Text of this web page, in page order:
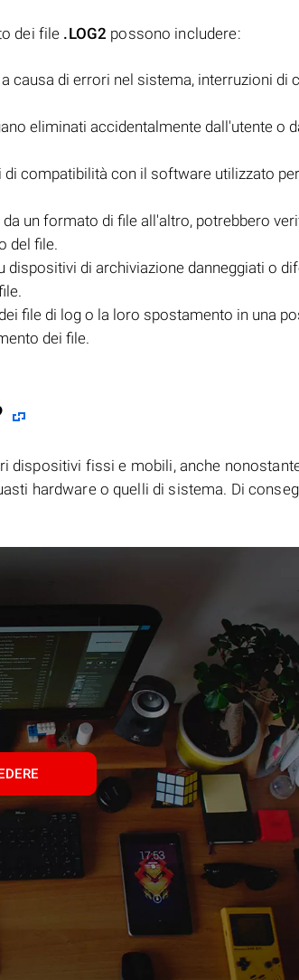
dei file .LOG2 possono includere:
causa di errori nel sistema, interruzioni di
eliminati accidentalmente dall'utente o
compatibilità con il software utilizzato
un formato di file all'altro, potrebbero
del file.
di archiviazione danneggiati o
file di log o la loro spostamento in una
dei file.
dispositivi fissi e mobili, anche
hardware o quelli di sistema. Di